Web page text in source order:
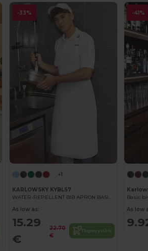
-33%
+1
KARLOWSKY KYBLS7
WATER-REPELLENT BIB APRON BASIC WITH BUCKLE
As low as:
15.29
€
22.70
€
Παραγγείλτε
-41%
Basic
As low